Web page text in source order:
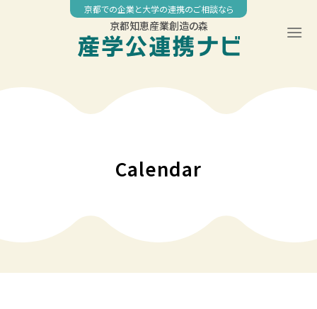
京都での企業と大学の連携のご相談なら
京都知恵産業創造の森
Calendar
04:00